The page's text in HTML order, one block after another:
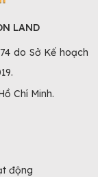
LAND
do Sở Kế hoạch
Chí Minh.
động